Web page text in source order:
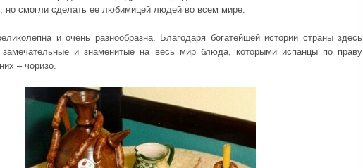
но смогли сделать ее любимицей людей во всем мире.
и очень разнообразна. Благодаря богатейшей истории страны здесь
замечательные и знаменитые на весь мир блюда, которыми испанцы по праву
– чоризо.